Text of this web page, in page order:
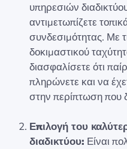
υπηρεσιών
αντιμετωπίζετε
συνδεσιμότητας. Με
δοκιμαστικού
διασφαλίσετε ότι
πληρώνετε και να
στην περίπτωση που
Επιλογή του
διαδικτύου: Είναι